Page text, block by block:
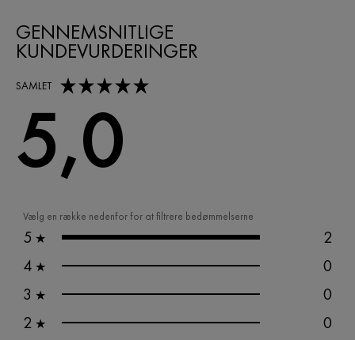
Vælg en række nedenfor for at filtrere bedømmelserne
5 ★
2
4 ★
0
3 ★
0
2 ★
0
GENNEMSNITLIGE
KUNDEVURDERINGER
SAMLET
5,0 out of 5 stars
5,0